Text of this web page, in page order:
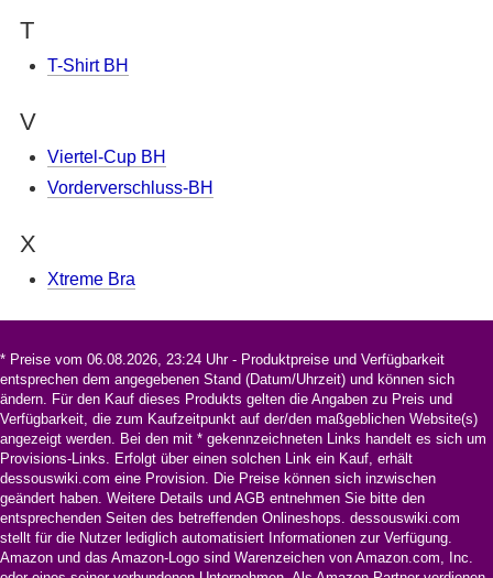
T
T-Shirt BH
V
Viertel-Cup BH
Vorderverschluss-BH
X
Xtreme Bra
* Preise vom 06.08.2026, 23:24 Uhr - Produktpreise und Verfügbarkeit
entsprechen dem angegebenen Stand (Datum/Uhrzeit) und können sich
ändern. Für den Kauf dieses Produkts gelten die Angaben zu Preis und
Verfügbarkeit, die zum Kaufzeitpunkt auf der/den maßgeblichen Website(s)
angezeigt werden. Bei den mit * gekennzeichneten Links handelt es sich um
Provisions-Links. Erfolgt über einen solchen Link ein Kauf, erhält
dessouswiki.com eine Provision. Die Preise können sich inzwischen
geändert haben. Weitere Details und AGB entnehmen Sie bitte den
entsprechenden Seiten des betreffenden Onlineshops. dessouswiki.com
stellt für die Nutzer lediglich automatisiert Informationen zur Verfügung.
Amazon und das Amazon-Logo sind Warenzeichen von Amazon.com, Inc.